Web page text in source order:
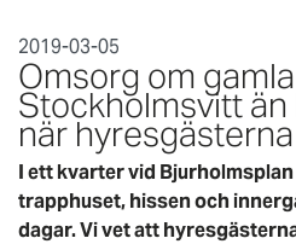
2019-03-05
Omsorg om
Stockholmsvitt
när
I ett kvarter vid
trapphuset, hissen och
dagar. Vi vet att